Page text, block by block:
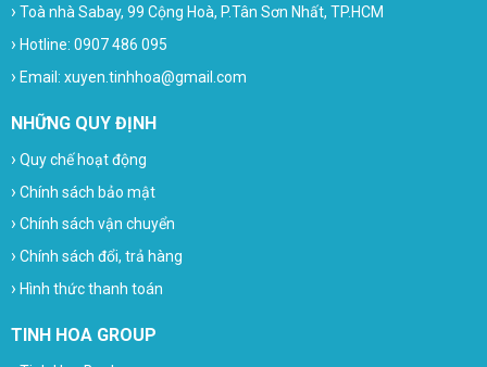
› Toà nhà Sabay, 99 Cộng Hoà, P.Tân Sơn Nhất, TP.HCM
› Hotline: 0907 486 095
› Email: xuyen.tinhhoa@gmail.com
NHỮNG QUY ĐỊNH
› Quy chế hoạt động
› Chính sách bảo mật
› Chính sách vận chuyển
› Chính sách đổi, trả hàng
› Hình thức thanh toán
TINH HOA GROUP